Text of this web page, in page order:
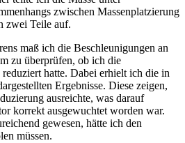
zwischen Massenplatzierung
zwei Teile auf.
maß ich die Beschleunigungen an
zu überprüfen, ob ich die
hatte. Dabei erhielt ich die in
Ergebnisse. Diese zeigen,
ausreichte, was darauf
korrekt ausgewuchtet worden war.
gewesen, hätte ich den
müssen.